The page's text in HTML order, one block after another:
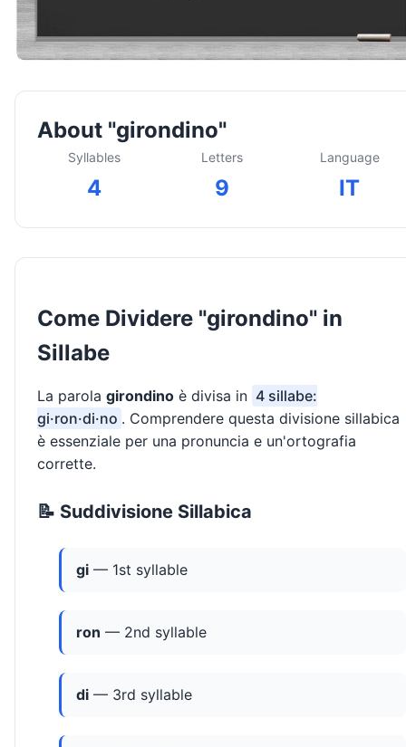
About "girondino"
Syllables
4
Letters
9
Language
IT
Come Dividere "girondino" in
Sillabe
La parola girondino è divisa in 4 sillabe:
gi·ron·di·no . Comprendere questa divisione sillabica
è essenziale per una pronuncia e un'ortografia
corrette.
📝 Suddivisione Sillabica
gi — 1st syllable
ron — 2nd syllable
di — 3rd syllable